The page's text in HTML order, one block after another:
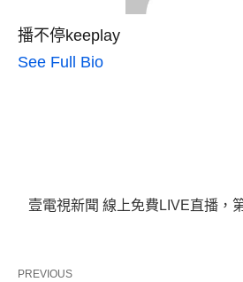
播不停keeplay
See Full Bio
壹電視新聞 線上免費LIVE直播，
PREVIOUS